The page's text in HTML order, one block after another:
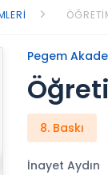
Pegem
8. Baskı
İnayet Aydın